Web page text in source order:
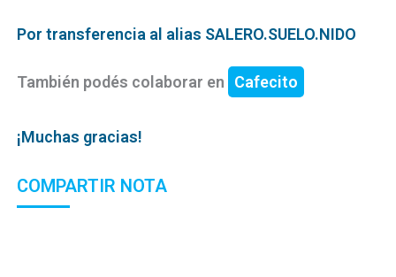
Por transferencia al alias SALERO.SUELO.NIDO
También podés colaborar en Cafecito
¡Muchas gracias!
COMPARTIR NOTA